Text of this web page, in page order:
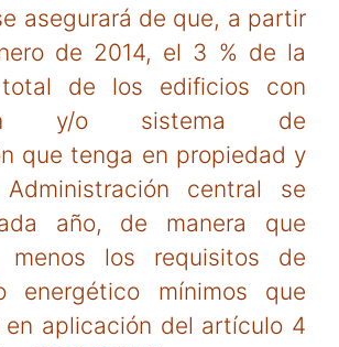
asegurará de que, a partir
de 2014, el 3 % de la
total de los edificios con
y/o sistema de
que tenga en propiedad y
central se
año, de manera que
menos los requisitos de
energético mínimos que
en aplicación del artículo 4